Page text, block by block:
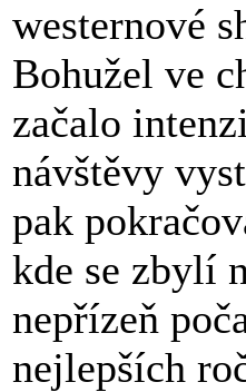
westernové
Bohužel ve
začalo
návštěvy
pak
kde se zbylí
nepřízeň
nejlepších